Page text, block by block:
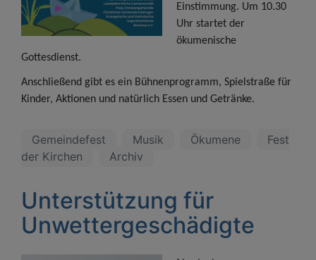
Einstimmung. Um 10.30
Uhr startet der
ökumenische
Gottesdienst.
Anschließend gibt es ein Bühnenprogramm, Spielstraße für
Kinder, Aktionen und natürlich Essen und Getränke.
Gemeindefest Musik Ökumene
Fest
der Kirchen
Archiv
Unterstützung für
Unwettergeschädigte